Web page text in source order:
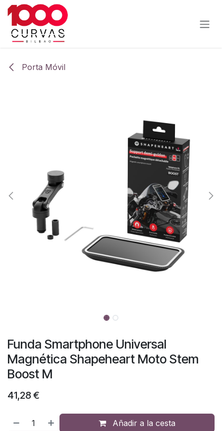
Ir al contenido
Porta Móvil
Funda Smartphone Universal
Magnética Shapeheart Moto Stem
Boost M
41,28€
Añadir a la cesta